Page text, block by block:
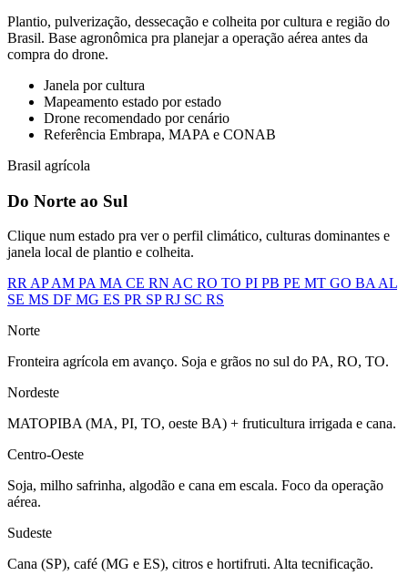
Plantio, pulverização, dessecação e colheita por cultura e região do
Brasil. Base agronômica pra planejar a operação aérea antes da
compra do drone.
Janela por cultura
Mapeamento estado por estado
Drone recomendado por cenário
Referência Embrapa, MAPA e CONAB
Brasil agrícola
Do Norte ao Sul
Clique num estado pra ver o perfil climático, culturas dominantes e
janela local de plantio e colheita.
RR AP AM PA MA CE RN AC RO TO PI PB PE MT GO BA AL
SE MS DF MG ES PR SP RJ SC RS
Norte
Fronteira agrícola em avanço. Soja e grãos no sul do PA, RO, TO.
Nordeste
MATOPIBA (MA, PI, TO, oeste BA) + fruticultura irrigada e cana.
Centro-Oeste
Soja, milho safrinha, algodão e cana em escala. Foco da operação
aérea.
Sudeste
Cana (SP), café (MG e ES), citros e hortifruti. Alta tecnificação.